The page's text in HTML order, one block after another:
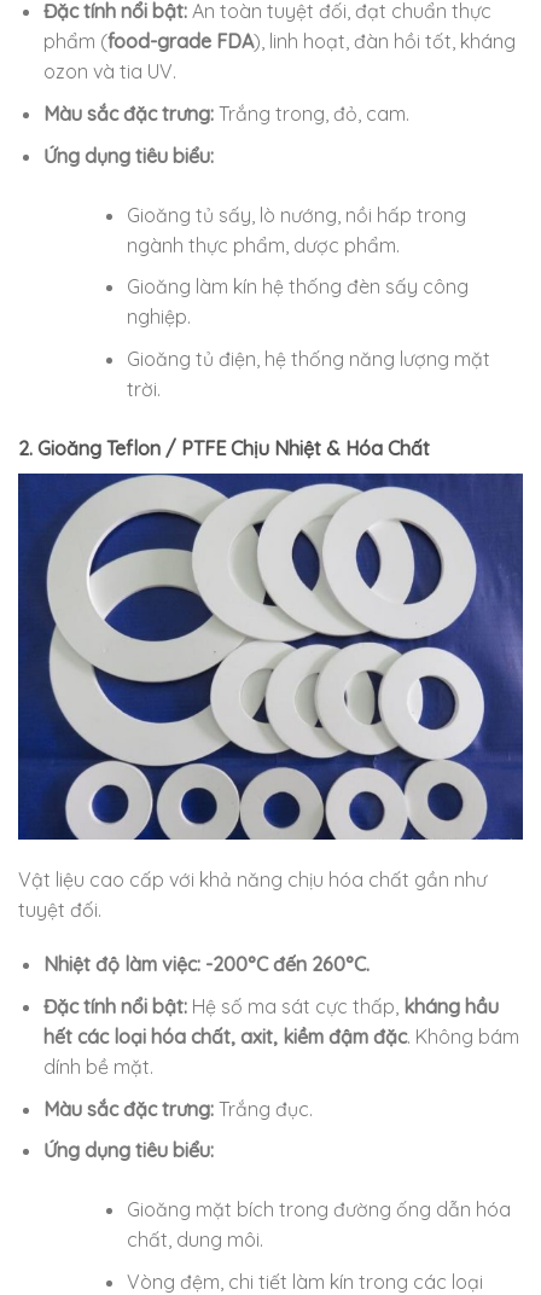
Đặc tính nổi bật:An toàn tuyệt đối, đạt chuẩn thực
phẩm (food-grade FDA), linh hoạt, đàn hồi tốt, kháng
ozon và tia UV.
Màu sắc đặc trưng:Trắng trong, đỏ, cam.
Ứng dụng tiêu biểu:
Gioăng tủ sấy, lò nướng, nồi hấp trong
ngành thực phẩm, dược phẩm.
Gioăng làm kín hệ thống đèn sấy công
nghiệp.
Gioăng tủ điện, hệ thống năng lượng mặt
trời.
2. Gioăng Teflon / PTFE Chịu Nhiệt & Hóa Chất
Vật liệu cao cấp với khả năng chịu hóa chất gần như
tuyệt đối.
Nhiệt độ làm việc: -200°C đến 260°C.
Đặc tính nổi bật:Hệ số ma sát cực thấp, kháng hầu
hết các loại hóa chất, axit, kiềm đậm đặc. Không bám
dính bề mặt.
Màu sắc đặc trưng:Trắng đục.
Ứng dụng tiêu biểu:
Gioăng mặt bích trong đường ống dẫn hóa
chất, dung môi.
Vòng đệm, chi tiết làm kín trong các loại